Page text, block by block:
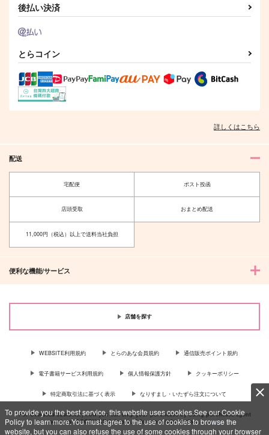
To provide you the best service, this website uses cookies.See our Cookie
Policy to learn more.You must agree to the use of cookies to browse the
website, but you can also refuse the use of some cookies through your browser
後払い決済
とらコイン
詳しくはこちら
配送
宅配便 ポスト投函
店頭受取 おまとめ配送
11,000円（税込）以上で送料当社負担
便利な機能/サービス
店舗を探す
WEBSITE利用規約 とらのあな会員規約 通信販売ポイント規約
電子書籍サービス利用規約 個人情報保護方針 クッキーポリシー
特定商取引法に基づく表示 なりすまし・いたずら注文について
For Overseas customer, now you can ship your purchases by using purchases agent
services “AOCS”! Click {more…} for more information …more